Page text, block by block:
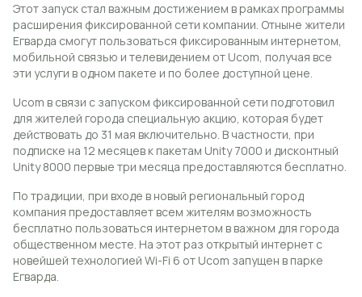
Этот запуск стал важным достижением в рамках программы
расширения фиксированной сети компании. Отныне жители
Егварда смогут пользоваться фиксированным интернетом,
мобильной связью и телевидением от Ucom, получая все
эти услуги в одном пакете и по более доступной цене.
Ucom в связи с запуском фиксированной сети подготовил
для жителей города специальную акцию, которая будет
действовать до 31 мая включительно. В частности, при
подписке на 12 месяцев к пакетам Unity 7000 и дисконтный
Unity 8000 первые три месяца предоставляются бесплатно.
По традиции, при входе в новый региональный город
компания предоставляет всем жителям возможность
бесплатно пользоваться интернетом в важном для города
общественном месте. На этот раз открытый интернет с
новейшей технологией Wi-Fi 6 от Ucom запущен в парке
Егварда.